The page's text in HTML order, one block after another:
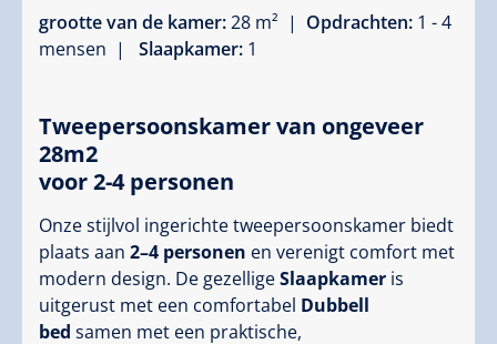
grootte van de kamer:28 m² | Opdrachten: 1 - 4
mensen |
Slaapkamer: 1
Tweepersoonskamer van ongeveer
28m2
voor 2-4 personen
Onze stijlvol ingerichte tweepersoonskamer biedt
plaats aan 2–4 personen en verenigt comfort met
modern design. De gezelligeSlaapkamer is
uitgerust met een comfortabel Dubbell
bed samen met een praktische,